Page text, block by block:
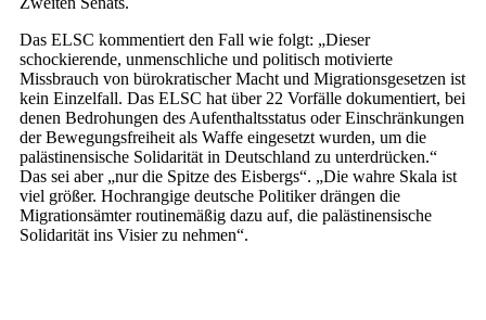
Das ELSC kommentiert den Fall wie folgt: „Dieser
schockierende, unmenschliche und politisch motivierte
Missbrauch von bürokratischer Macht und Migrationsgesetzen ist
kein Einzelfall. Das ELSC hat über 22 Vorfälle dokumentiert, bei
denen Bedrohungen des Aufenthaltsstatus oder Einschränkungen
der Bewegungsfreiheit als Waffe eingesetzt wurden, um die
palästinensische Solidarität in Deutschland zu unterdrücken.“
Das sei aber „nur die Spitze des Eisbergs“. „Die wahre Skala ist
viel größer. Hochrangige deutsche Politiker drängen die
Migrationsämter routinemäßig dazu auf, die palästinensische
Solidarität ins Visier zu nehmen“.